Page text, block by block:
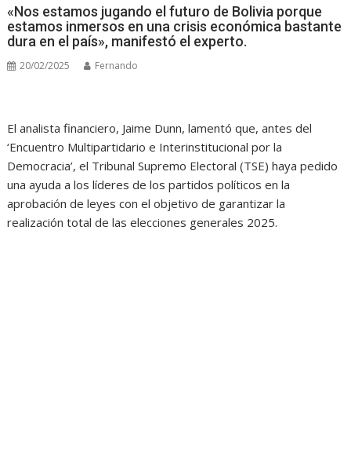
«Nos estamos jugando el futuro de Bolivia porque
estamos inmersos en una crisis económica bastante
dura en el país», manifestó el experto.
20/02/2025 Fernando
El analista financiero, Jaime Dunn, lamentó que, antes del
‘Encuentro Multipartidario e Interinstitucional por la
Democracia’, el Tribunal Supremo Electoral (TSE) haya pedido
una ayuda a los líderes de los partidos políticos en la
aprobación de leyes con el objetivo de garantizar la
realización total de las elecciones generales 2025.